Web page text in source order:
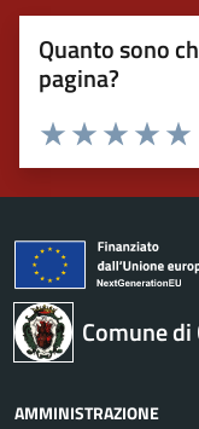
Quanto sono
pagina?
Valuta
Valuta 3
Valuta 2 stelle
Valuta 1 stelle su 5
Comune
AMMINISTRAZIONE